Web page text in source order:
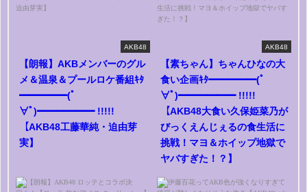
AKB48
【朗報】AKBメンバーのグル
メ＆温泉＆プールロケ番組ｷﾀ
━━━━━(ﾟ
∀ﾟ)━━━━━━ !!!!!
【AKB48工藤華純・迫由芽
実】
AKB48
【素ちゃん】ちゃんひなの大
食い企画ｷﾀ━━━━━(ﾟ
∀ﾟ)━━━━━━ !!!!!
【AKB48大食い久保姫菜乃が
びっくえんじぇるの食生活に
挑戦！マヨ＆ホイップ地獄で
ヤバすぎた！？】